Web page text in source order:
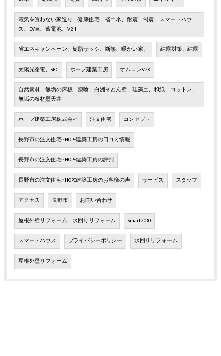
電気を買わない家造り、健康住宅、省エネ、耐震、制震、スマートハウ
ス、EV車、蓄電池、V2H
省エネキャンペーン、樹脂サッシ、断熱、暖かい家、 結露対策、結露
太陽光発電、SBC ホープ建築工房 オムロンV2X
自然素材、無垢の床板、漆喰、白洲そとん壁、珪藻土、和紙、コットン、
無垢の板材壁天井
ホープ建築工房株式会社 注文住宅 コンセプト
長野市の注文住宅･HOPE建築工房の口コミ情報
長野市の注文住宅･HOPE建築工房の評判
長野市の注文住宅･HOPE建築工房のお客様の声 サービス スタッフ
アクセス 長野市 お問い合わせ
屋根外壁リフォーム 水回りリフォーム Smart2030
スマートハウス プライバシーポリシー 水回りリフォーム
屋根外壁リフォーム